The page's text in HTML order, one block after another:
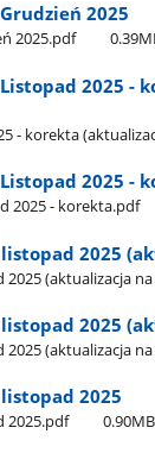
2025
2025.pdf
2025 -
- korekta
2025 -
2025 - korekta.pdf
2025
(aktualizacja na
2025
(aktualizacja na
2025
2025.pdf 0.90MB